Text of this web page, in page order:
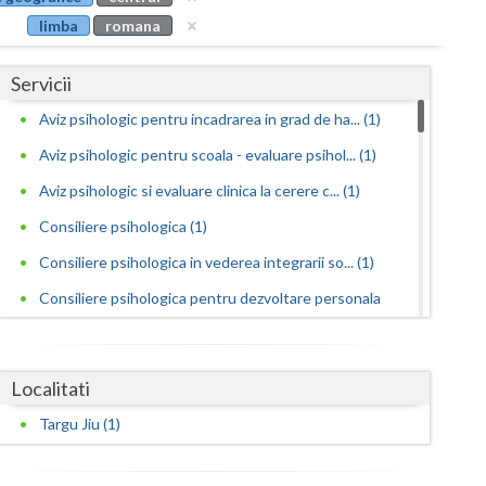
Buzau
Constanta
Covasna
Dambovita
Dolj
Gorj
limba
romana
Servicii
Aviz psihologic pentru incadrarea in grad de ha... (1)
Aviz psihologic pentru scoala - evaluare psihol... (1)
Aviz psihologic si evaluare clinica la cerere c... (1)
Consiliere psihologica (1)
Consiliere psihologica in vederea integrarii so... (1)
Consiliere psihologica pentru dezvoltare personala
dependen... (1)
Consiliere psihologica pentru persoanele care s...
Localitati
Targu Jiu (1)